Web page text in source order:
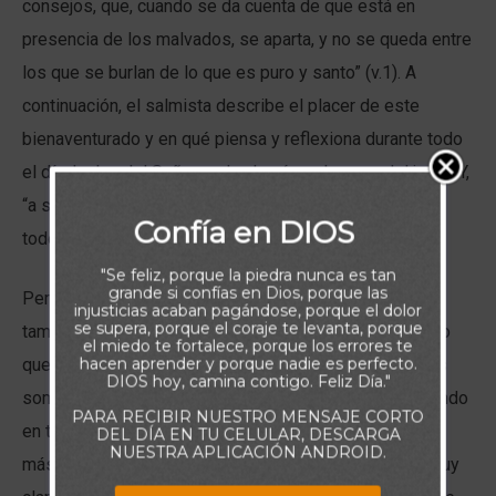
consejos, que, cuando se da cuenta de que está en
presencia de los malvados, se aparta, y no se queda entre
los que se burlan de lo que es puro y santo” (v.1). A
continuación, el salmista describe el placer de este
bienaventurado y en qué piensa y reflexiona durante todo
el día: La ley del Señor es la alegría y el apoyo del justo. Y,
“a su debido tiempo”, surgen los frutos de la justicia “y
todo lo que haga tendrá éxito” (v.3).
Pero luego, en el versículo 4, el salmista describe
también el lado opuesto: “Los malvados no son así”. Lo
que medita nuestro corazón dice mucho sobre quiénes
somos y hacia dónde vamos. ¿Qué has estado meditando
en tu corazón? ¿En qué has estado meditando? El libro
más leído y admirado de la Biblia comienza dejando muy
Confía en DIOS
"Se feliz, porque la piedra nunca es tan
grande si confías en Dios, porque las
injusticias acaban pagándose, porque el dolor
se supera, porque el coraje te levanta, porque
el miedo te fortalece, porque los errores te
hacen aprender y porque nadie es perfecto.
DIOS hoy, camina contigo. Feliz Día."
PARA RECIBIR NUESTRO MENSAJE CORTO
DEL DÍA EN TU CELULAR, DESCARGA
NUESTRA APLICACIÓN ANDROID.